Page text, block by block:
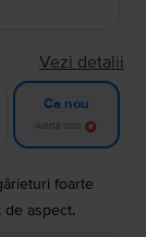
Vezi detalii
Ca nou
Alertă stoc
foarte
de aspect.